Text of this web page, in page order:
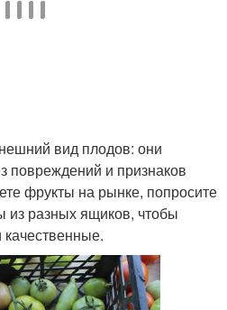
Чеснок перед
хранением
вид плодов: они
и признаков
фрукты на рынке, попросите
из разных ящиков, чтобы